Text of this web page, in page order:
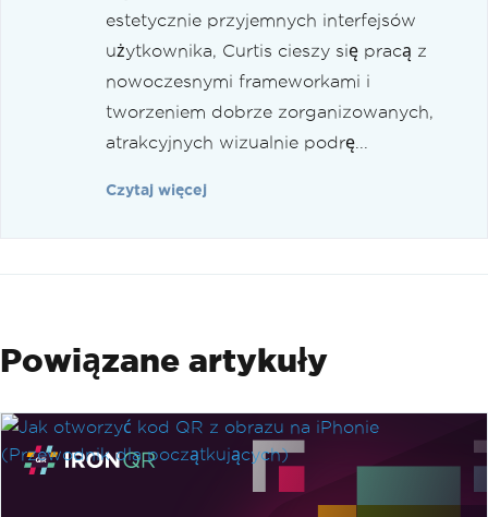
estetycznie przyjemnych interfejsów
użytkownika, Curtis cieszy się pracą z
nowoczesnymi frameworkami i
tworzeniem dobrze zorganizowanych,
atrakcyjnych wizualnie podrę...
Czytaj więcej
Powiązane artykuły